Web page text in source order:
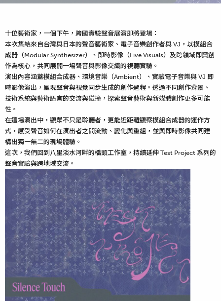
十位藝術家，一個下午，跨國實驗聲音展演即將登場：
本次集結來自台灣與日本的聲音藝術家、電子音樂創作者與 VJ，以模組合
成器（Modular Synthesizer）、即時影像（Live Visuals）及跨領域即興創
作為核心，共同展開一場聲音與影像交織的視聽實驗。
演出內容涵蓋模組合成器、環境音樂（Ambient）、實驗電子音樂與 VJ 即
時影像演出，呈現聲音與視覺同步生成的創作過程。透過不同創作背景、
技術系統與藝術語言的交流與碰撞，探索聲音藝術與新媒體創作更多可能
性。
在這場演出中，觀眾不只是聆聽者，更能近距離觀察模組合成器的運作方
式，感受聲音如何在演出者之間流動、變化與重組，並與即時影像共同建
構出獨一無二的現場體驗。
這次，我們回到八里淡水河畔的橋頭工作室，持續延伸 Test Project 系列的
聲音實驗與跨地域交流。